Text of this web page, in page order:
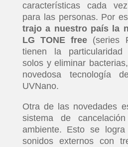
características cada
para las personas. Por
trajo a nuestro país la
LG TONE free (series
tienen la particularidad
solos y eliminar
novedosa tecnología
UVNano.
Otra de las novedades
sistema de
ambiente. Esto se logra
sonidos externos con